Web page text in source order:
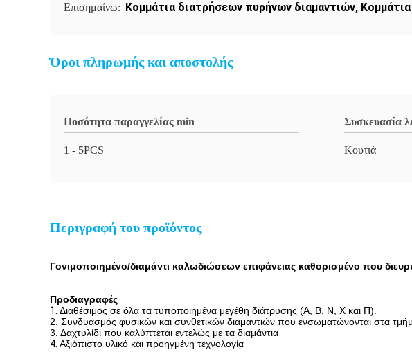
Επισημαίνω: Κομμάτια διατρήσεων πυρήνων διαμαντιών,
Όροι πληρωμής και αποστολής
Ποσότητα παραγγελίας min
1 - 5PCS
Συσκευασία
Κουτιά
Περιγραφή του προϊόντος
Γονιμοποιημένο/διαμάντι καλωδιώσεων επιφάνειας καθορισμένο που
Προδιαγραφές
1. Διαθέσιμος σε όλα τα τυποποιημένα μεγέθη διάτρυσης (Α, Β, Ν, Χ και Π).
2. Συνδυασμός φυσικών και συνθετικών διαμαντιών που ενσωματώνονται στα
3. Δαχτυλίδι που καλύπτεται εντελώς με τα διαμάντια
4. Αξιόπιστο υλικό και προηγμένη τεχνολογία